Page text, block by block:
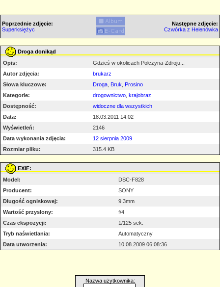
Poprzednie zdjęcie:
Superksiężyc
Następne zdjęcie:
Czwórka z Helenówka
Droga donikąd
Opis:
Gdzieś w okolicach Połczyna-Zdroju...
Autor zdjęcia:
brukarz
Słowa kluczowe:
Droga Bruk
Prosino
Kategorie:
drogownictwo krajobraz
Dostępność:
widoczne dla wszystkich
Data:
18.03.2011 14:02
Wyświetleń:
2146
Data wykonania zdjęcia:
12 sierpnia 2009
Rozmiar pliku:
315.4 KB
EXIF:
Model:
DSC-F828
Producent:
SONY
Długość ogniskowej:
9.3mm
Wartość przysłony:
f/4
Czas ekspozycji:
1/125 sek.
Tryb naświetlania:
Automatyczny
Data utworzenia:
10.08.2009 06:08:36
Nazwa użytkownika: